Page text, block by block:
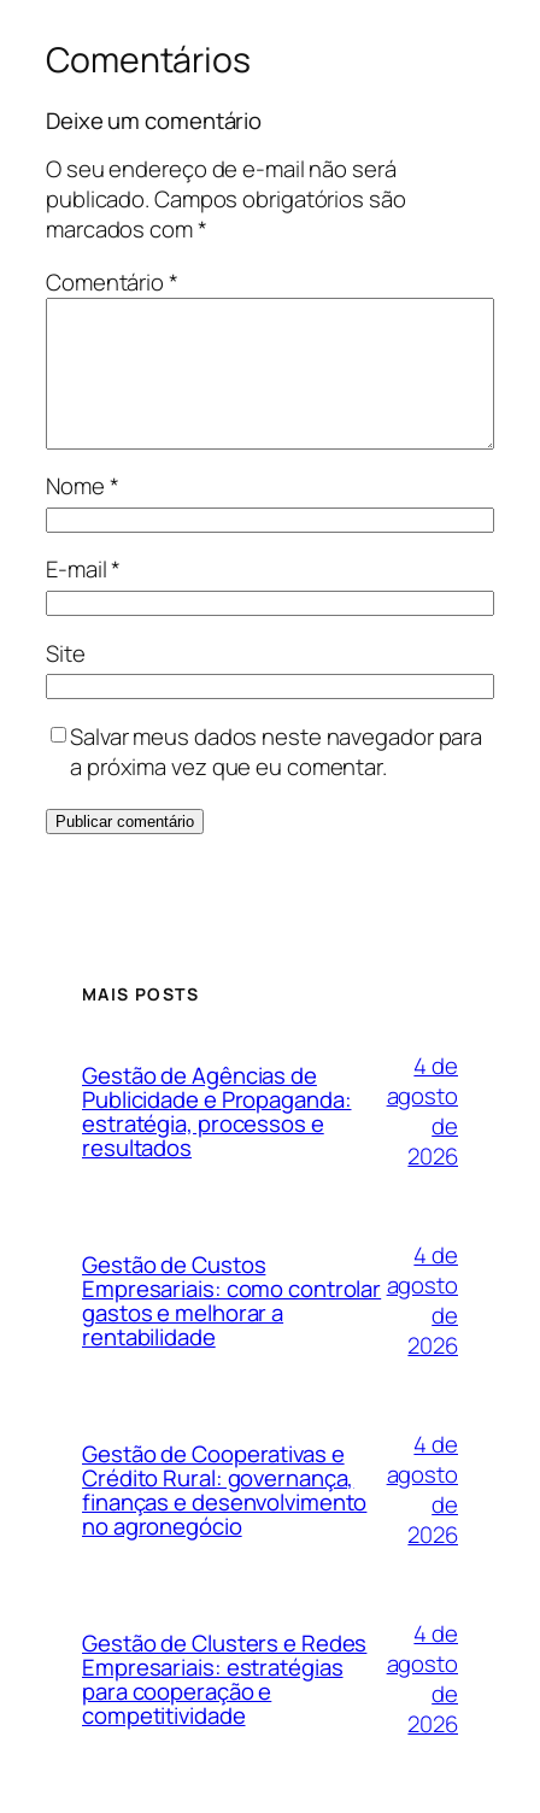
Comentários
Deixe um comentário
O seu endereço de e-mail não será
publicado.Campos obrigatórios são
marcados com*
Comentário*
Nome*
E-mail*
Site
Salvar meus dados neste navegador para
a próxima vez que eu comentar.
MAIS POSTS
Gestão de Agências de
Publicidade e Propaganda:
estratégia, processos e
resultados
4 de
agosto
de
2026
Gestão de Custos
Empresariais: como controlar
gastos e melhorar a
rentabilidade
4 de
agosto
de
2026
Gestão de Cooperativas e
Crédito Rural: governança,
finanças e desenvolvimento
no agronegócio
4 de
agosto
de
2026
Gestão de Clusters e Redes
Empresariais: estratégias
para cooperação e
competitividade
4 de
agosto
de
2026